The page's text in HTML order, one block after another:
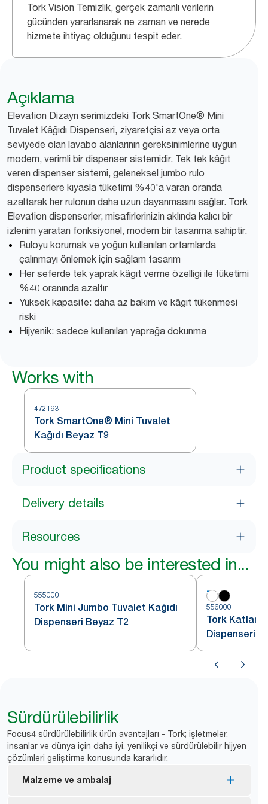
Tork Vision Temizlik, gerçek zamanlı verilerin
gücünden yararlanarak ne zaman ve nerede
hizmete ihtiyaç olduğunu tespit eder.
Açıklama
​Elevation Dizayn serimizdeki ​​​​​​​​​​​​​​​​​​​​​​​​Tork SmartOne® Mini
Tuvalet Kâğıdı Dispenseri, ziyaretçisi az veya orta
seviyede olan lavabo alanlarının gereksinimlerine uygun
modern, verimli bir dispenser sistemidir. Tek tek kâğıt
veren dispenser sistemi, geleneksel jumbo rulo
dispenserlere kıyasla tüketimi %40'a varan oranda
azaltarak her rulonun daha uzun dayanmasını sağlar. Tork
Elevation dispenserler, misafirlerinizin aklında kalıcı bir
izlenim yaratan fonksiyonel, modern bir tasarıma sahiptir.
Ruloyu korumak ve yoğun kullanılan ortamlarda
çalınmayı önlemek için sağlam tasarım
Her seferde tek yaprak kâğıt verme özelliği ile tüketimi
%40 oranında azaltır
Yüksek kapasite: daha az bakım ve kâğıt tükenmesi
riski
Hijyenik: sadece kullanılan yaprağa dokunma
Works with
472193
Tork SmartOne® Mini Tuvalet
Kağıdı Beyaz T9
Product specifications
Delivery details
Resources
You might also be interested in...
555000
Tork Mini Jumbo Tuvalet Kağıdı
Dispenseri Beyaz T2
556000
Tork
Dispenseri
Sürdürülebilirlik
Focus4 sürdürülebilirlik ürün avantajları - Tork; işletmeler,
insanlar ve dünya için daha iyi, yenilikçi ve sürdürülebilir hijyen
çözümleri geliştirme konusunda kararlıdır.
Malzeme ve ambalaj